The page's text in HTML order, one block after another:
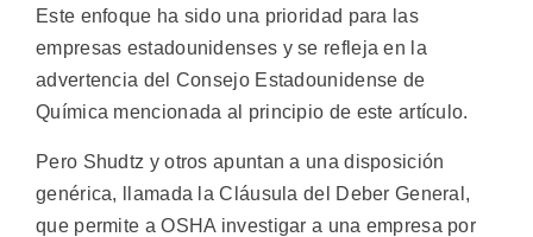
Este enfoque ha sido una prioridad para las
empresas estadounidenses y se refleja en la
advertencia del Consejo Estadounidense de
Química mencionada al principio de este artículo.
Pero Shudtz y otros apuntan a una disposición
genérica, llamada la Cláusula del Deber General,
que permite a OSHA investigar a una empresa por